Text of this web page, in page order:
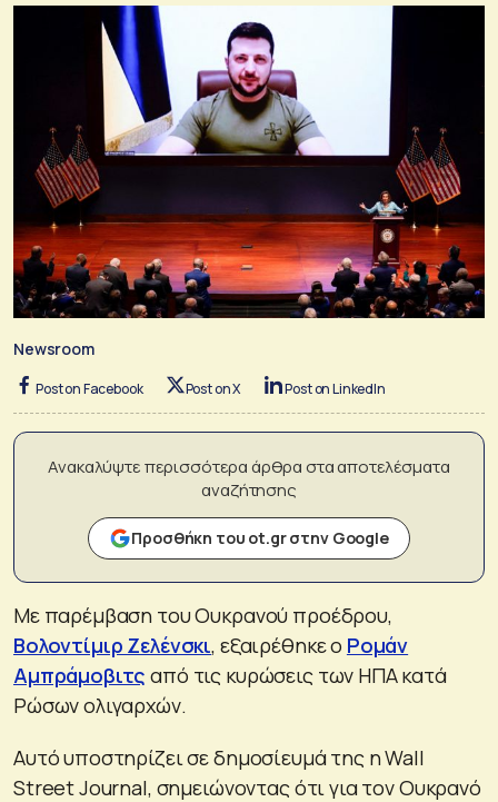
Newsroom
Post on Facebook Post on X Post on LinkedIn
Ανακαλύψτε περισσότερα άρθρα στα αποτελέσματα
αναζήτησης
Προσθήκη του ot.gr στην Google
Με παρέμβαση του Ουκρανού προέδρου,
Βολοντίμιρ Ζελένσκι, εξαιρέθηκε ο Ρομάν
Αμπράμοβιτς από τις κυρώσεις των ΗΠΑ κατά
Ρώσων ολιγαρχών.
Αυτό υποστηρίζει σε δημοσίευμά της η Wall
Street Journal, σημειώνοντας ότι για τον Ουκρανό